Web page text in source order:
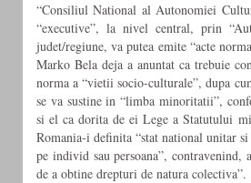
“Consiliul National al Autonomiei
“executive”, la nivel central, prin
judet/regiune, va putea emite “acte
Marko Bela deja a anuntat ca trebuie
norma a “vietii socio-culturale”, dupa
se va sustine in “limba minoritatii”,
si el ca dorita de ei Lege a Statutului
Romania-i definita “stat national unitar
pe individ sau persoana”,
de a obtine drepturi de natura colectiva”.